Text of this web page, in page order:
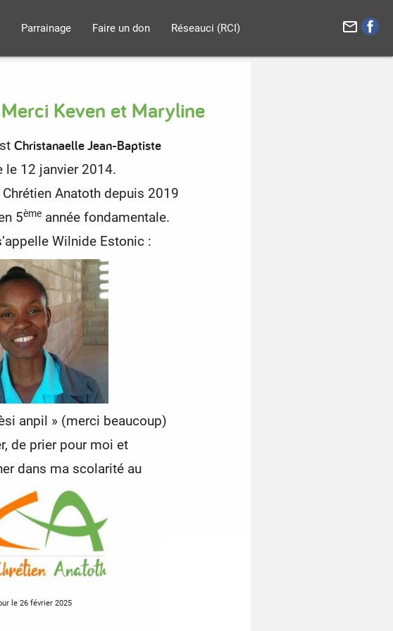
Parrainage Faire un don Réseauci (RCI) mail_outline
Keven et Maryline
Christanaelle Jean-Baptiste
le 12 janvier 2014.
Anatoth depuis 2019
5ème année fondamentale.
Wilnide Estonic :
anpil » (merci beaucoup)
de prier pour moi et
dans ma scolarité au
le 26 février 2025